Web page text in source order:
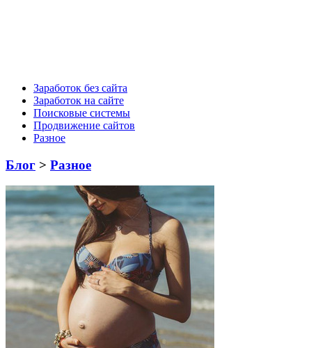
Заработок без сайта
Заработок на сайте
Поисковые системы
Продвижение сайтов
Разное
Блог > Разное